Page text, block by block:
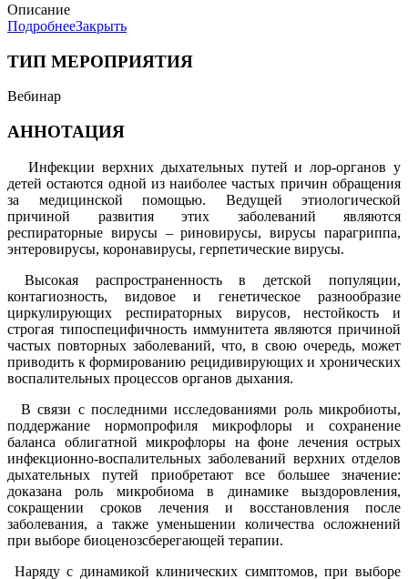
Описание
ПодробнееЗакрыть
ТИП МЕРОПРИЯТИЯ
Вебинар
АННОТАЦИЯ
Инфекции верхних дыхательных путей и лор-органов у
детей остаются одной из наиболее частых причин обращения
за медицинской помощью. Ведущей этиологической
причиной развития этих заболеваний являются
респираторные вирусы – риновирусы, вирусы парагриппа,
энтеровирусы, коронавирусы, герпетические вирусы.
Высокая распространенность в детской популяции,
контагиозность, видовое и генетическое разнообразие
циркулирующих респираторных вирусов, нестойкость и
строгая типоспецифичность иммунитета являются причиной
частых повторных заболеваний, что, в свою очередь, может
приводить к формированию рецидивирующих и хронических
воспалительных процессов органов дыхания.
В связи с последними исследованиями роль микробиоты,
поддержание нормопрофиля микрофлоры и сохранение
баланса облигатной микрофлоры на фоне лечения острых
инфекционно-воспалительных заболеваний верхних отделов
дыхательных путей приобретают все большее значение:
доказана роль микробиома в динамике выздоровления,
сокращении сроков лечения и восстановления после
заболевания, а также уменьшении количества осложнений
при выборе биоценозсберегающей терапии.
Наряду с динамикой клинических симптомов, при выборе